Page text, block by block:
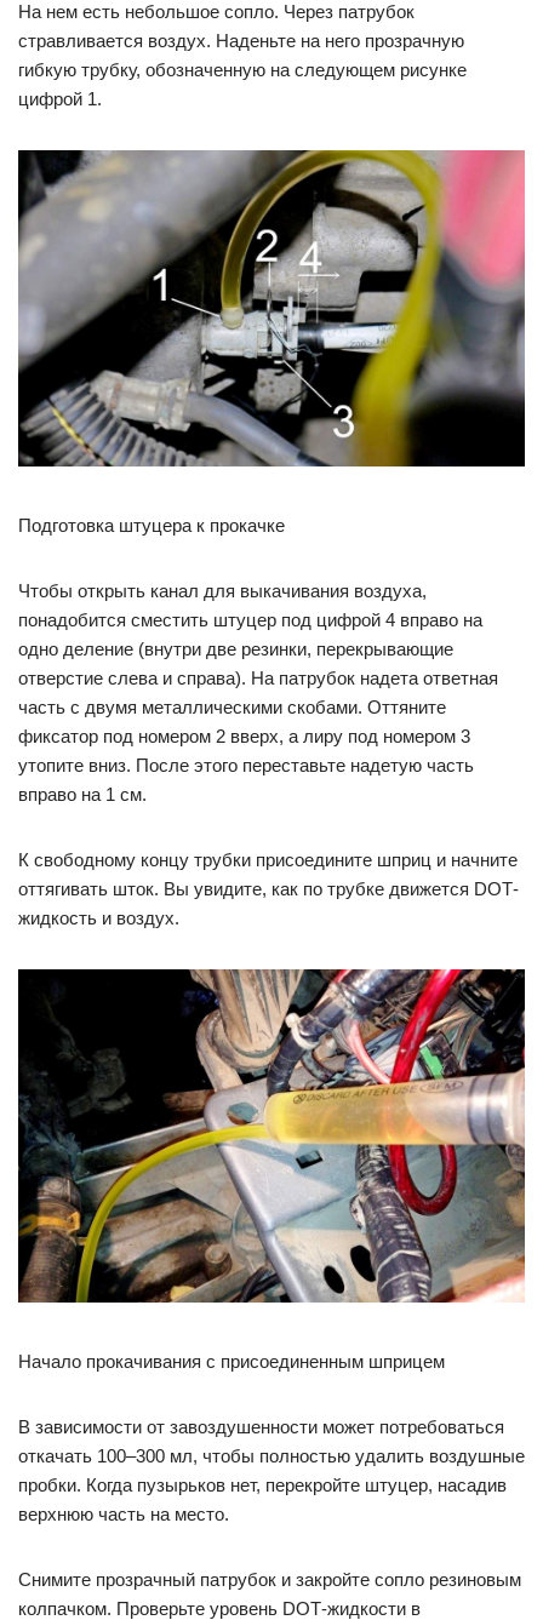
На нем есть небольшое сопло. Через патрубок
стравливается воздух. Наденьте на него прозрачную
гибкую трубку, обозначенную на следующем рисунке
цифрой 1.
Подготовка штуцера к прокачке
Чтобы открыть канал для выкачивания воздуха,
понадобится сместить штуцер под цифрой 4 вправо на
одно деление (внутри две резинки, перекрывающие
отверстие слева и справа). На патрубок надета ответная
часть с двумя металлическими скобами. Оттяните
фиксатор под номером 2 вверх, а лиру под номером 3
утопите вниз. После этого переставьте надетую часть
вправо на 1 см.
К свободному концу трубки присоедините шприц и начните
оттягивать шток. Вы увидите, как по трубке движется DOT‐
жидкость и воздух.
Начало прокачивания с присоединенным шприцем
В зависимости от завоздушенности может потребоваться
откачать 100–300 мл, чтобы полностью удалить воздушные
пробки. Когда пузырьков нет, перекройте штуцер, насадив
верхнюю часть на место.
Снимите прозрачный патрубок и закройте сопло резиновым
колпачком. Проверьте уровень DOT‐жидкости в